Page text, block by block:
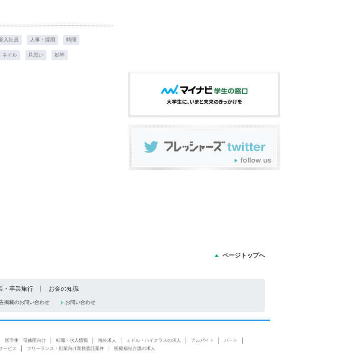
入社員 人事・採用 時間
ネイル 片思い 効率
ページトップへ
・卒業旅行 お金の知識
掲載のお問い合わせ お問い合わせ
医学生・研修医向け 転職・求人情報 海外求人 ミドル・ハイクラスの求人 アルバイト
パート
ービス フリーランス・副業向け業務委託案件 医療福祉介護の求人